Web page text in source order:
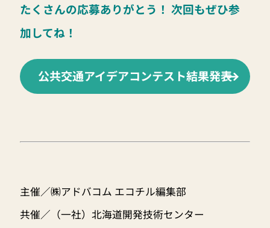
たくさんの応募ありがとう！ 次回もぜひ参
加してね！
公共交通アイデアコンテスト結果発表
主催／㈱アドバコム エコチル編集部
共催／（一社）北海道開発技術センター